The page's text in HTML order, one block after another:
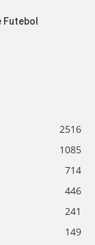
Futebol
2516
1085
714
446
241
149